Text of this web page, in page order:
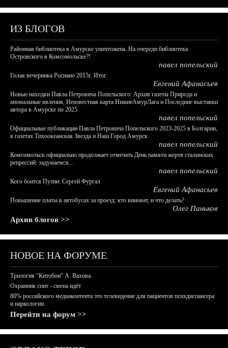
ИЗ БЛОГОВ
Районная библиотека в Амурске уничтожена. На очереди библиотека
Островского в Комсомольске?!
павел попельский
Голая вечеринка Роснано 2015г. Итог.
Евгений Афанасьев
Новые находки Павла Петровича Попельского: Архив газеты Природа и
аномальные явления, Неизвестная карта НижнеАмурЛага и Последние выставки
автора в Амурске по 2025
павел попельский
Официальные публикации Павла Петровича Попельского 2023-2025 в Болгарии,
в газетах Тихоокеанская Звезда и Наш Город Амурск
павел попельский
Комсомольск официально продолжает отмечать День памяти жертв сталинских
репрессий: задумаемся...
павел попельский
Кого боится Путин: Сергей Фургал
Евгений Афанасьев
Повышение платы в автобусах за проезд: кто виноват, и что делать?
Олег Паньков
Архив блогов >>
НОВОЕ НА ФОРУМЕ
Трилогия "Китобои" А. Вахова.
Охранник спит - смена идёт
80% российского медиаконтента это телевидение для пациентов психдиспансера
и наркологии.
Перейти на форум >>